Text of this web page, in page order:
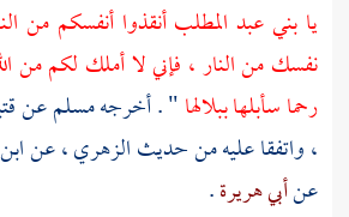
يابني عبد المطلبأنقذوا أنفسكم من
نفسك من النار ، فإني لا أملك لكم من
رحما سأبلها ببلالها" . أخرجهمسلمعن
،واتفقا عليه من حديثالزهري ،عن
عنأبي هريرة.